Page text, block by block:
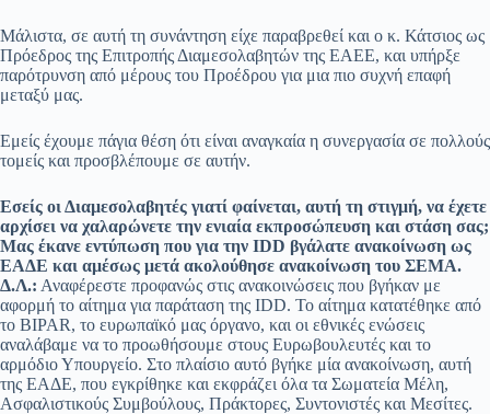
Μάλιστα, σε αυτή τη συνάντηση είχε παραβρεθεί και ο κ. Κάτσιος ως
Πρόεδρος της Επιτροπής Διαμεσολαβητών της ΕΑΕΕ, και υπήρξε
παρότρυνση από μέρους του Προέδρου για μια πιο συχνή επαφή
μεταξύ μας.
Εμείς έχουμε πάγια θέση ότι είναι αναγκαία η συνεργασία σε πολλούς
τομείς και προσβλέπουμε σε αυτήν.
Εσείς οι Διαμεσολαβητές γιατί φαίνεται, αυτή τη στιγμή, να έχετε
αρχίσει να χαλαρώνετε την ενιαία εκπροσώπευση και στάση σας;
Μας έκανε εντύπωση που για την IDD βγάλατε ανακοίνωση ως
ΕΑΔΕ και αμέσως μετά ακολούθησε ανακοίνωση του ΣΕΜΑ.
Δ.Λ.: Αναφέρεστε προφανώς στις ανακοινώσεις που βγήκαν με
αφορμή το αίτημα για παράταση της IDD. Το αίτημα κατατέθηκε από
το BIPAR, το ευρωπαϊκό μας όργανο, και οι εθνικές ενώσεις
αναλάβαμε να το προωθήσουμε στους Ευρωβουλευτές και το
αρμόδιο Υπουργείο. Στο πλαίσιο αυτό βγήκε μία ανακοίνωση, αυτή
της ΕΑΔΕ, που εγκρίθηκε και εκφράζει όλα τα Σωματεία Μέλη,
Ασφαλιστικούς Συμβούλους, Πράκτορες, Συντονιστές και Μεσίτες.